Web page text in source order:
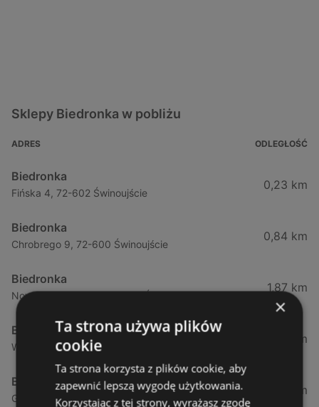
Sklepy Biedronka w pobliżu
ADRES ODLEGŁOŚĆ
Biedronka
Fińska 4, 72-602 Świnoujście
0,23 km
Biedronka
Chrobrego 9, 72-600 Świnoujście
0,84 km
Biedronka
Nowokarsiborska 2, 72-600 Świnoujście
1,87 km
Biedronka
Wojska Polskiego 16a, 72-600 Świnoujście
2,77 km
Biedronka
Gryfa Pomorskiego, 72-500 Międzyzdroje
12,39 km
×
Ta strona używa plików
cookie
Ta strona korzysta z plików cookie, aby
zapewnić lepszą wygodę użytkowania.
Korzystając z tej strony, wyrażasz zgodę